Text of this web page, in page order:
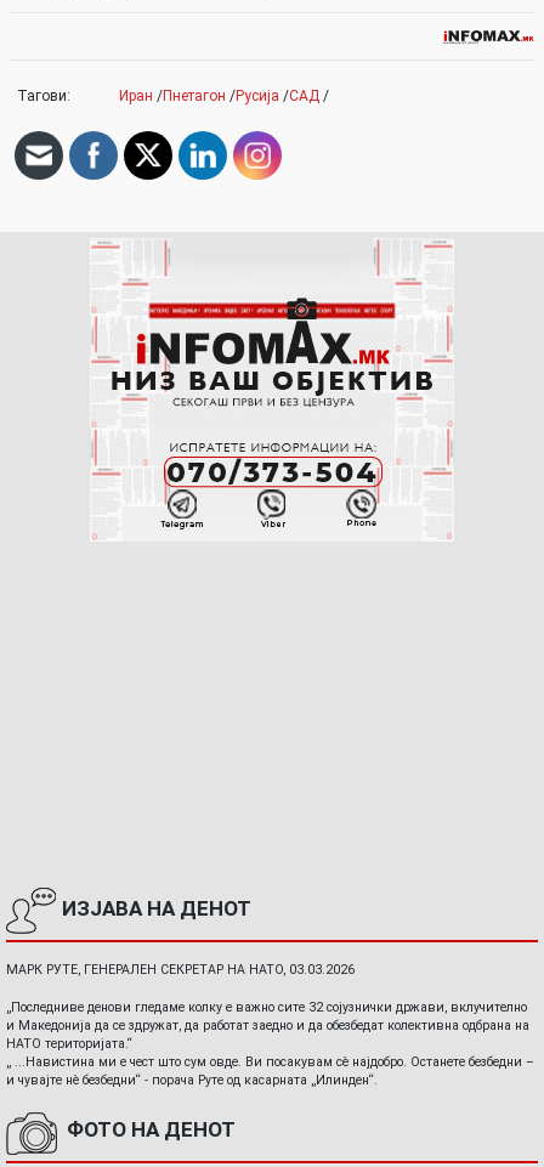
Тагови: Иран /Пнетагон /Русија /САД /
ИЗЈАВА НА ДЕНОТ
МАРК РУТЕ, ГЕНЕРАЛЕН СЕКРЕТАР НА НАТО, 03.03.2026
„Последниве денови гледаме колку е важно сите 32 сојузнички држави, вклучително
и Македонија да се здружат, да работат заедно и да обезбедат колективна одбрана на
НАТО територијата.“
„ ...Навистина ми е чест што сум овде. Ви посакувам сè најдобро. Останете безбедни –
и чувајте нè безбедни“ - порача Руте од касарната „Илинден“.
ФОТО НА ДЕНОТ